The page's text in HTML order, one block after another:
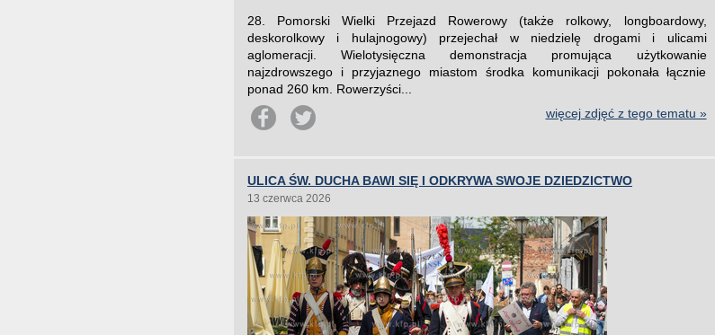
28. Pomorski Wielki Przejazd Rowerowy (także rolkowy, longboardowy,
deskorolkowy i hulajnogowy) przejechał w niedzielę drogami i ulicami
aglomeracji. Wielotysięczna demonstracja promująca użytkowanie
najzdrowszego i przyjaznego miastom środka komunikacji pokonała łącznie
ponad 260 km. Rowerzyści...
więcej zdjęć z tego tematu »
ULICA ŚW. DUCHA BAWI SIĘ I ODKRYWA SWOJE DZIEDZICTWO
13 czerwca 2026